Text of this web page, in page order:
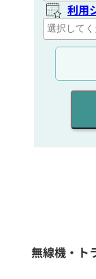
利用
通信
出力
同時
無線機・ト